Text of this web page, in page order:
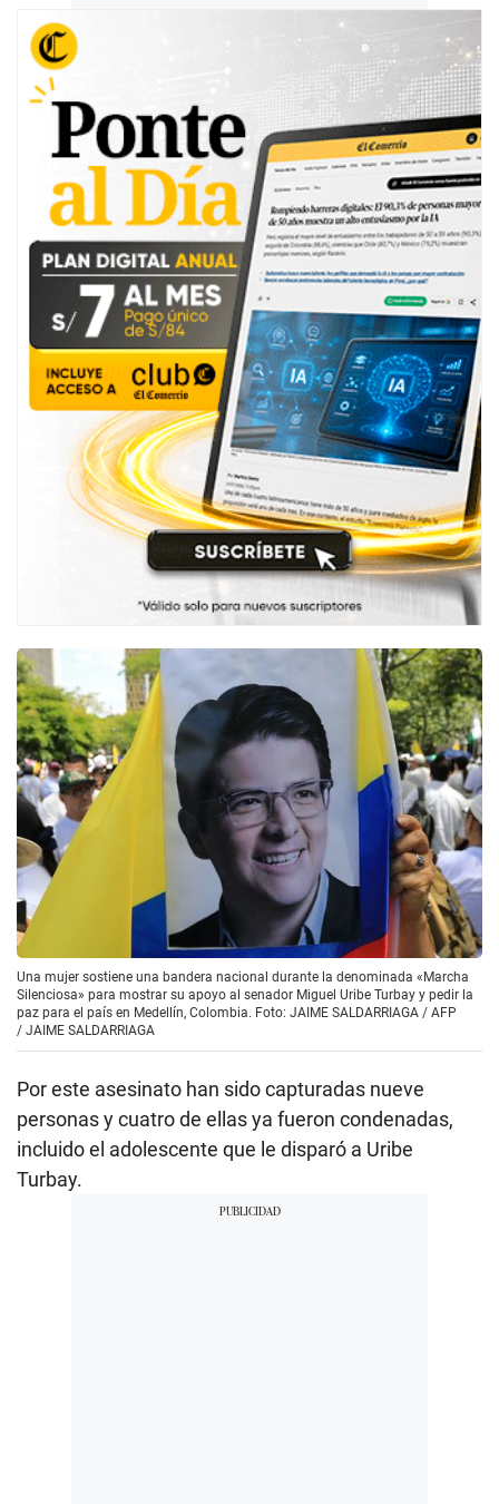
Una mujer sostiene una bandera nacional durante la denominada «Marcha
Silenciosa» para mostrar su apoyo al senador Miguel Uribe Turbay y pedir la
paz para el país en Medellín, Colombia. Foto: JAIME SALDARRIAGA / AFP
/ JAIME SALDARRIAGA
Por este asesinato han sido capturadas nueve
personas y cuatro de ellas ya fueron condenadas,
incluido el adolescente que le disparó a Uribe
Turbay.